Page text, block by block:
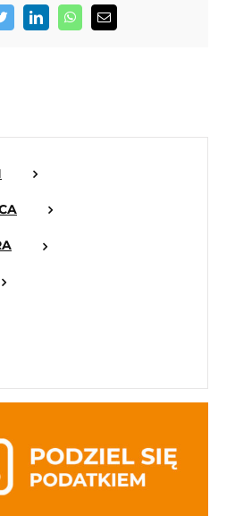
TwitterLinkedInWhatsApp
Email